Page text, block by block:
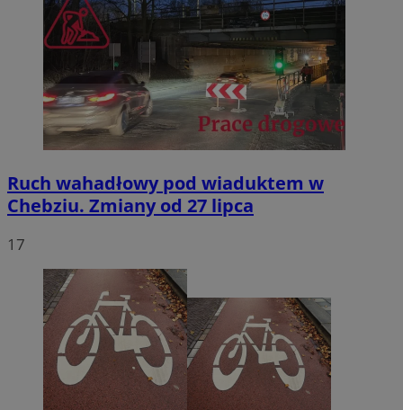
Ruch wahadłowy pod wiaduktem w
Chebziu. Zmiany od 27 lipca
17